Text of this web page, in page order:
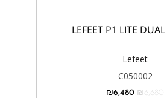
Lefeet
C050002
₪6,680
₪6,480